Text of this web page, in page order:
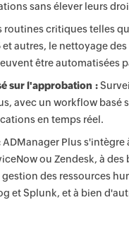
sans élever leurs
routines critiques telles
autres, le nettoyage
être automatisées
sur l'approbation :
avec un workflow basé
en temps réel.
ADManager Plus s'intègre
ou Zendesk, à
des ressources
et Splunk, et à bien